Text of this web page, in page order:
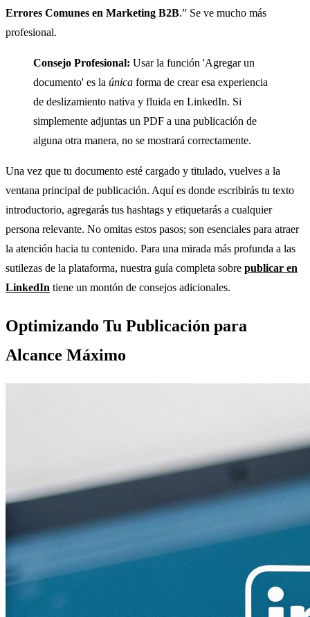
Errores Comunes en Marketing B2B.” Se ve mucho más
profesional.
Consejo Profesional: Usar la función 'Agregar un
documento' es la única forma de crear esa experiencia
de deslizamiento nativa y fluida en LinkedIn. Si
simplemente adjuntas un PDF a una publicación de
alguna otra manera, no se mostrará correctamente.
Una vez que tu documento esté cargado y titulado, vuelves a la
ventana principal de publicación. Aquí es donde escribirás tu texto
introductorio, agregarás tus hashtags y etiquetarás a cualquier
persona relevante. No omitas estos pasos; son esenciales para atraer
la atención hacia tu contenido. Para una mirada más profunda a las
sutilezas de la plataforma, nuestra guía completa sobre publicar en
LinkedIn tiene un montón de consejos adicionales.
Optimizando Tu Publicación para
Alcance Máximo